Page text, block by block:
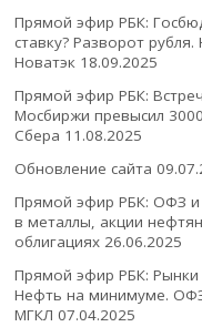
Прямой эфир РБК:
ставку? Разворот
Новатэк 18.09.2025
Прямой эфир РБК:
Мосбиржи превысил
Сбера 11.08.2025
Обновление сайта
Прямой эфир РБК: ОФЗ и
в металлы, акции
облигациях 26.06.2025
Прямой эфир РБК: Рынки
Нефть на минимуме.
МГКЛ 07.04.2025